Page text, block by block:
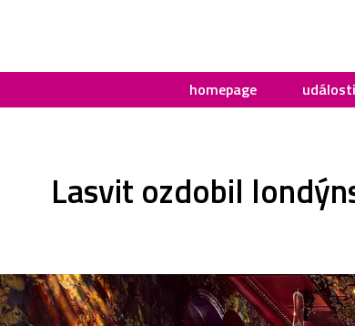
homepage události
Lasvit ozdobil